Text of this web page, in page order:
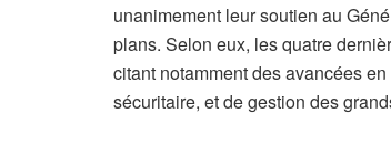
unanimement leur soutien au
plans. Selon eux, les quatre
citant notamment des avancées
sécuritaire, et de gestion des